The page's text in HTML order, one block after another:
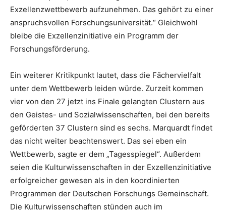
Exzellenzwettbewerb aufzunehmen. Das gehört zu einer
anspruchsvollen Forschungsuniversität.“ Gleichwohl
bleibe die Exzellenzinitiative ein Programm der
Forschungsförderung.
Ein weiterer Kritikpunkt lautet, dass die Fächervielfalt
unter dem Wettbewerb leiden würde. Zurzeit kommen
vier von den 27 jetzt ins Finale gelangten Clustern aus
den Geistes- und Sozialwissenschaften, bei den bereits
geförderten 37 Clustern sind es sechs. Marquardt findet
das nicht weiter beachtenswert. Das sei eben ein
Wettbewerb, sagte er dem „Tagesspiegel“. Außerdem
seien die Kulturwissenschaften in der Exzellenzinitiative
erfolgreicher gewesen als in den koordinierten
Programmen der Deutschen Forschungs Gemeinschaft.
Die Kulturwissenschaften stünden auch im